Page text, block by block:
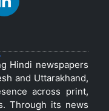
Hindi newspapers
and Uttarakhand,
across print,
Through its news